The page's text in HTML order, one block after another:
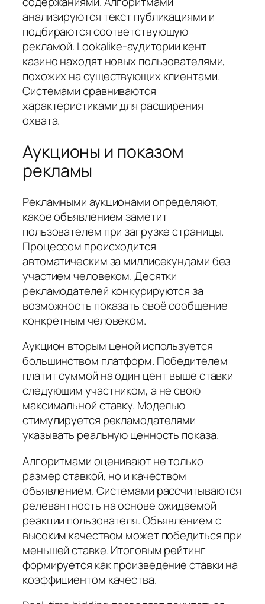
анализируются текст публикациями и
подбираются соответствующую
рекламой. Lookalike-аудитории кент
казино находят новых пользователями,
похожих на существующих клиентами.
Системами сравниваются
характеристиками для расширения
охвата.
Аукционы и показом
рекламы
Рекламными аукционами определяют,
какое объявлением заметит
пользователем при загрузке страницы.
Процессом происходится
автоматическим за миллисекундами без
участием человеком. Десятки
рекламодателей конкурируются за
возможность показать своё сообщение
конкретным человеком.
Аукцион вторым ценой используется
большинством платформ. Победителем
платит суммой на один цент выше ставки
следующим участником, а не свою
максимальной ставку. Моделью
стимулируется рекламодателями
указывать реальную ценность показа.
Алгоритмами оценивают не только
размер ставкой, но и качеством
объявлением. Системами рассчитываются
релевантность на основе ожидаемой
реакции пользователя. Объявлением с
высоким качеством может победиться при
меньшей ставке. Итоговым рейтинг
формируется как произведение ставки на
коэффициентом качества.